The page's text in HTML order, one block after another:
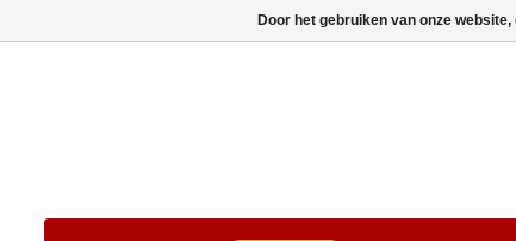
Door het gebruiken van onze